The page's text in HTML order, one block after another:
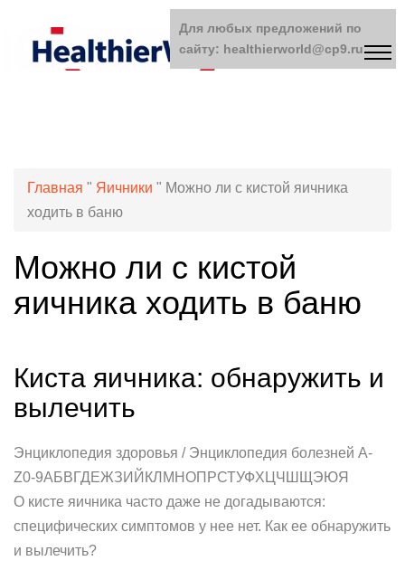
Главная " Яичники " Можно ли с кистой яичника
ходить в баню
Можно ли с кистой
яичника ходить в баню
Киста яичника: обнаружить и
вылечить
Энциклопедия здоровья / Энциклопедия болезней A-
Z0-9АБВГДЕЖЗИЙКЛМНОПРСТУФХЦЧШЩЭЮЯ
О кисте яичника часто даже не догадываются:
специфических симптомов у нее нет. Как ее обнаружить
и вылечить?
Для любых предложений по
сайту: healthierworld@cp9.ru